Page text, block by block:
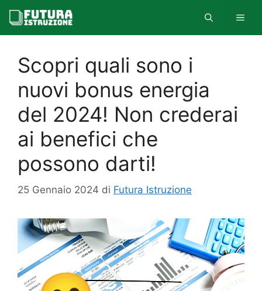
contenuto
Scopri quali sono i
nuovi bonus energia
del 2024! Non crederai
ai benefici che
possono darti!
25 Gennaio 2024 di Futura Istruzione